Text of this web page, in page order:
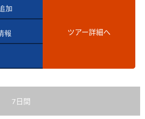
加
報 ツアー詳細へ
7日間